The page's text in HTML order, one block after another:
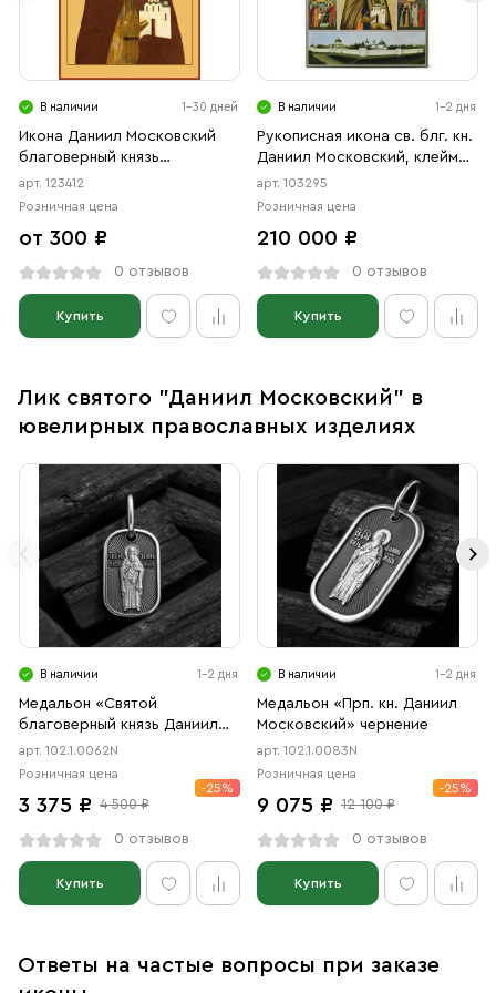
В наличии 1-30 дней
Икона Даниил Московский
благоверный князь
(АРТ.00412)
арт. 123412
Розничная цена
от 300 ₽
0 отзывов
Купить
В наличии 1-2 дня
Рукописная икона св. блг. кн.
Даниил Московский, клеймы
с житием
арт. 103295
Розничная цена
210 000 ₽
0 отзывов
Купить
Лик святого "Даниил Московский" в
ювелирных православных изделиях
В наличии 1-2 дня
Медальон «Святой
благоверный князь Даниил
Московский» чернение
арт. 102.1.0062N
Розничная цена
3 375 ₽ 4 500 ₽
-25%
0 отзывов
Купить
В наличии 1-2 дня
Медальон «Прп. кн. Даниил
Московский» чернение
арт. 102.1.0083N
Розничная цена
9 075 ₽ 12 100 ₽
-25%
0 отзывов
Купить
Ответы на частые вопросы при заказе